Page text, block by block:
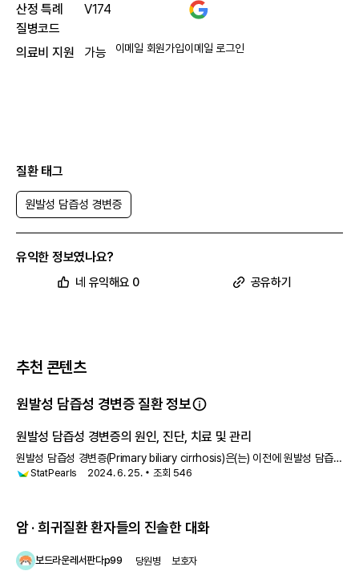
산정 특례
질병코드
V174
의료비 지원 가능 이메일 회원가입이메일 로그인
질환 태그
원발성 담즙성 경변증
유익한 정보였나요?
네 유익해요 0 공유하기
추천 콘텐츠
원발성 담즙성 경변증 질환 정보
원발성 담즙성 경변증의 원인, 진단, 치료 및 관리
원발성 담즙성 경변증(Primary biliary cirrhosis)은(는) 이전에 원발성 담즙성
간경변으로 알려졌던 자가면역 질환으로, 간내
StatPearls 2024. 6. 25. 조회 546
암 · 희귀질환 환자들의 진솔한 대화
보드라운레서판다p99 당원병 보호자